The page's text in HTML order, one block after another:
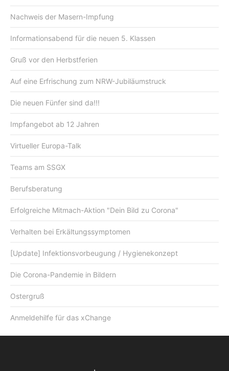
Nachweis der Masern-Impfung
Informationsabend für die neuen 5. Klassen
Gruß vor den Herbstferien
Auf eine Erfrischung zum NRW-Jubiläumstruck
Die neuen Fünfer sind da!!!
Impfangebot ab 12 Jahren
Virtueller Europa-Talk
Teams am SSGX
Berufsberatung
Erfolgreiche Mitmach-Aktion "Dein Bild zu Corona"
Verhalten bei Erkältungssymptomen
[Update] Infektionsvorbeugung / Hygienekonzept
Die Corona-Pandemie in Bildern
Ostergruß
Anmeldehilfe für das xChange